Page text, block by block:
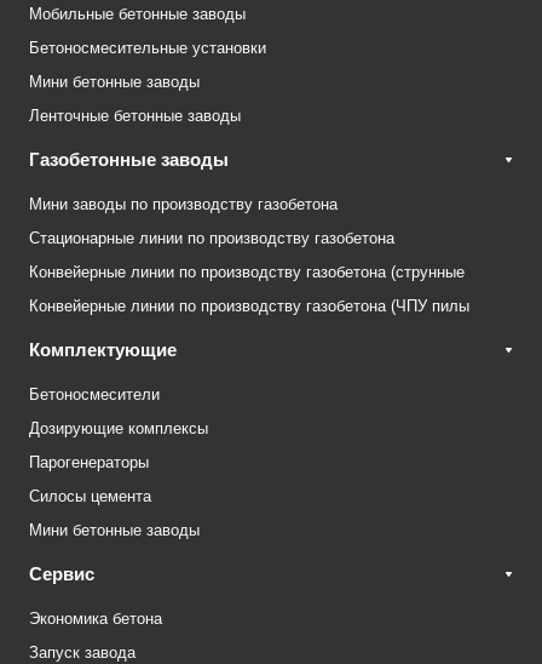
Мобильные бетонные заводы
Бетоносмесительные установки
Мини бетонные заводы
Ленточные бетонные заводы
Газобетонные заводы
Мини заводы по производству газобетона
Стационарные линии по производству газобетона
Конвейерные линии по производству газобетона (струнные
Конвейерные линии по производству газобетона (ЧПУ пилы
Комплектующие
Бетоносмесители
Дозирующие комплексы
Парогенераторы
Силосы цемента
Мини бетонные заводы
Сервис
Экономика бетона
Запуск завода